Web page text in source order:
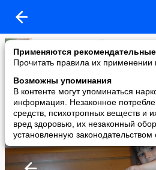
Применяются
Прочитать правила их
Возможны упоминания
В контенте могут упоминаться
информация. Незаконное
средств, психотропных веществ и
вред здоровью, их незаконный
установленную законодательством
Владимир Тертей
added a photo
23 Mar в 21:26